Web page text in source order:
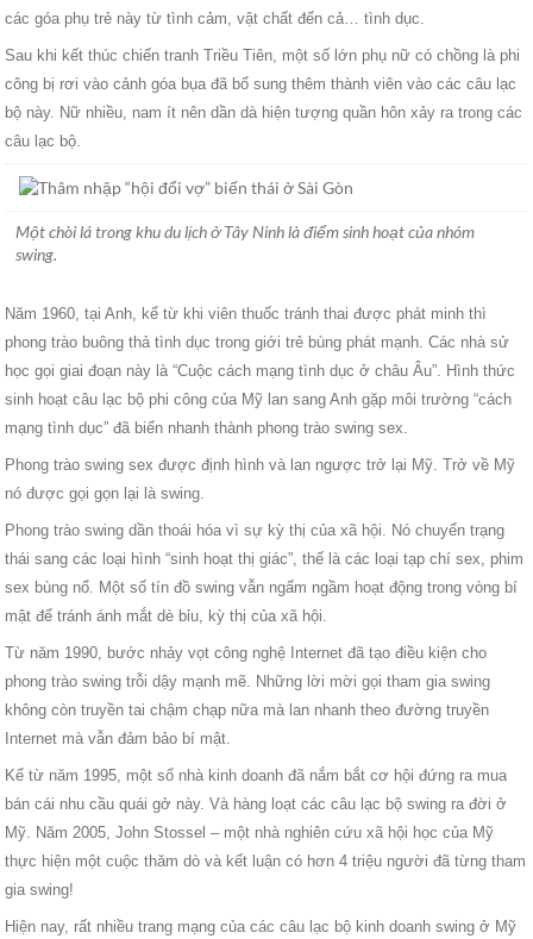
các góa phụ trẻ này từ tình cảm, vật chất đến cả… tình dục.
Sau khi kết thúc chiến tranh Triều Tiên, một số lớn phụ nữ có chồng là phi
công bị rơi vào cảnh góa bụa đã bổ sung thêm thành viên vào các câu lạc
bộ này. Nữ nhiều, nam ít nên dần dà hiện tượng quần hôn xảy ra trong các
câu lạc bộ.
Một chòi lá trong khu du lịch ở Tây Ninh là điểm sinh hoạt của nhóm
swing.
Năm 1960, tại Anh, kể từ khi viên thuốc tránh thai được phát minh thì
phong trào buông thả tình dục trong giới trẻ bùng phát mạnh. Các nhà sử
học gọi giai đoạn này là “Cuộc cách mạng tình dục ở châu Âu”. Hình thức
sinh hoạt câu lạc bộ phi công của Mỹ lan sang Anh gặp môi trường “cách
mạng tình dục” đã biến nhanh thành phong trào swing sex.
Phong trào swing sex được định hình và lan ngược trở lại Mỹ. Trở về Mỹ
nó được gọi gọn lại là swing.
Phong trào swing dần thoái hóa vì sự kỳ thị của xã hội. Nó chuyển trạng
thái sang các loại hình “sinh hoạt thị giác”, thế là các loại tạp chí sex, phim
sex bùng nổ. Một số tín đồ swing vẫn ngấm ngầm hoạt động trong vòng bí
mật để tránh ánh mắt dè bỉu, kỳ thị của xã hội.
Từ năm 1990, bước nhảy vọt công nghệ Internet đã tạo điều kiện cho
phong trào swing trỗi dậy mạnh mẽ. Những lời mời gọi tham gia swing
không còn truyền tai chậm chạp nữa mà lan nhanh theo đường truyền
Internet mà vẫn đảm bảo bí mật.
Kể từ năm 1995, một số nhà kinh doanh đã nắm bắt cơ hội đứng ra mua
bán cái nhu cầu quái gở này. Và hàng loạt các câu lạc bộ swing ra đời ở
Mỹ. Năm 2005, John Stossel – một nhà nghiên cứu xã hội học của Mỹ
thực hiện một cuộc thăm dò và kết luận có hơn 4 triệu người đã từng tham
gia swing!
Hiện nay, rất nhiều trang mạng của các câu lạc bộ kinh doanh swing ở Mỹ